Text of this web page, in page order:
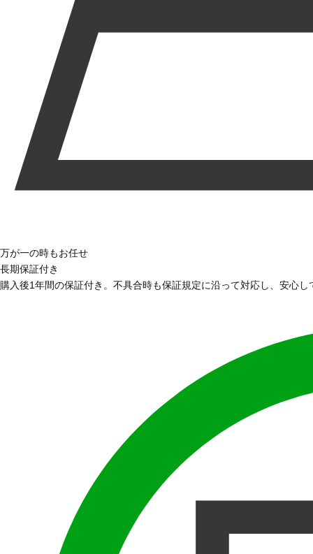
万が一の時もお任せ
長期保証付き
購入後1年間の保証付き。不具合時も保証規定に沿って対応し、安心